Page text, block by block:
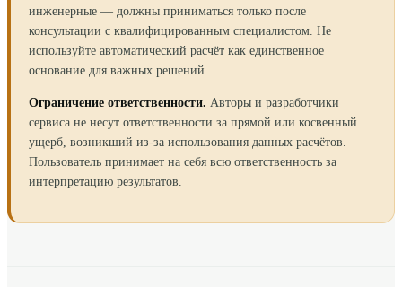
инженерные — должны приниматься только после
консультации с квалифицированным специалистом. Не
используйте автоматический расчёт как единственное
основание для важных решений.
Ограничение ответственности. Авторы и разработчики
сервиса не несут ответственности за прямой или косвенный
ущерб, возникший из-за использования данных расчётов.
Пользователь принимает на себя всю ответственность за
интерпретацию результатов.